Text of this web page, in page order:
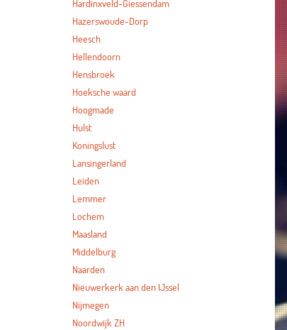
Hardinxveld-Giessendam
Hazerswoude-Dorp
Heesch
Hellendoorn
Hensbroek
Hoeksche waard
Hoogmade
Hulst
Koningslust
Lansingerland
Leiden
Lemmer
Lochem
Maasland
Middelburg
Naarden
Nieuwerkerk aan den IJssel
Nijmegen
Noordwijk ZH